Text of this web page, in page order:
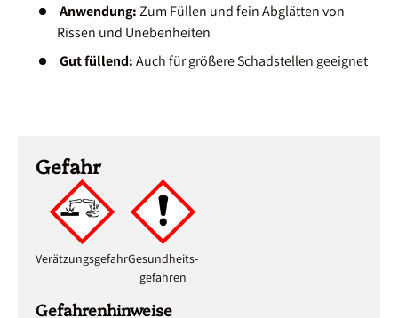
Anwendung:Zum Füllen und fein Abglätten von
Rissen und Unebenheiten
Gut füllend:Auch für größere Schadstellen geeignet
Gefahr
VerätzungsgefahrGesundheits-
gefahren
Gefahrenhinweise